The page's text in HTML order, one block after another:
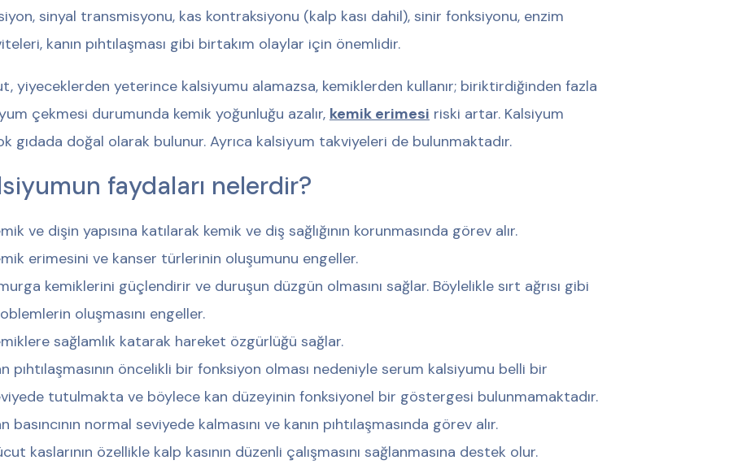
sinyal transmisyonu, kas kontraksiyonu (kalp kası dahil), sinir fonksiyonu, enzim
kanın pıhtılaşması gibi birtakım olaylar için önemlidir.
yiyeceklerden yeterince kalsiyumu alamazsa, kemiklerden kullanır; biriktirdiğinden fazla
çekmesi durumunda kemik yoğunluğu azalır, kemik erimesi riski artar. Kalsiyum
gıdada doğal olarak bulunur. Ayrıca kalsiyum takviyeleri de bulunmaktadır.
faydaları nelerdir?
ve dişin yapısına katılarak kemik ve diş sağlığının korunmasında görev alır.
erimesini ve kanser türlerinin oluşumunu engeller.
kemiklerini güçlendirir ve duruşun düzgün olmasını sağlar. Böylelikle sırt ağrısı gibi
oluşmasını engeller.
sağlamlık katarak hareket özgürlüğü sağlar.
pıhtılaşmasının öncelikli bir fonksiyon olması nedeniyle serum kalsiyumu belli bir
tutulmakta ve böylece kan düzeyinin fonksiyonel bir göstergesi bulunmamaktadır.
basıncının normal seviyede kalmasını ve kanın pıhtılaşmasında görev alır.
kaslarının özellikle kalp kasının düzenli çalışmasını sağlanmasına destek olur.